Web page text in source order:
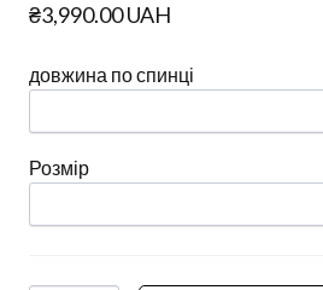
₴3,990.00 UAH
довжина по спинці
Розмір